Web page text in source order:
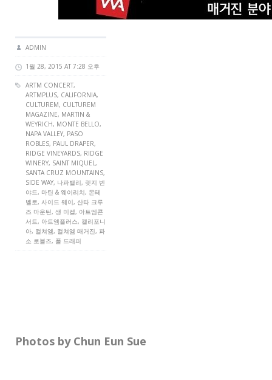
ADMIN
1월 28, 2015 AT 7:28 오후
ARTM CONCERT,
ARTMPLUS, CALIFORNIA,
CULTUREM, CULTUREM
MAGAZINE, MARTIN &
WEYRICH, MONTE BELLO,
NAPA VALLEY, PASO
ROBLES, PAUL DRAPER,
RIDGE VINEYARDS, RIDGE
WINERY, SAINT MIQUEL,
SANTA CRUZ MOUNTAINS,
SIDE WAY, 나파밸리, 릿지 빈
야드, 마틴 & 웨이리치, 몬테
벨로, 사이드 웨이, 산타 크루
즈 마운틴, 생 미켈, 아트엠콘
서트, 아트엠플러스, 캘리포니
아, 컬쳐엠, 컬쳐엠 매거진, 파
소 로블즈, 폴 드래퍼
Photos by Chun Eun Sue